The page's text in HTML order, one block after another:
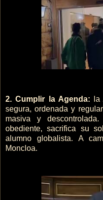
2. Cumplir la Agenda: la
segura, ordenada y
masiva y
obediente, sacrifica su
alumno globalista. A
Moncloa.